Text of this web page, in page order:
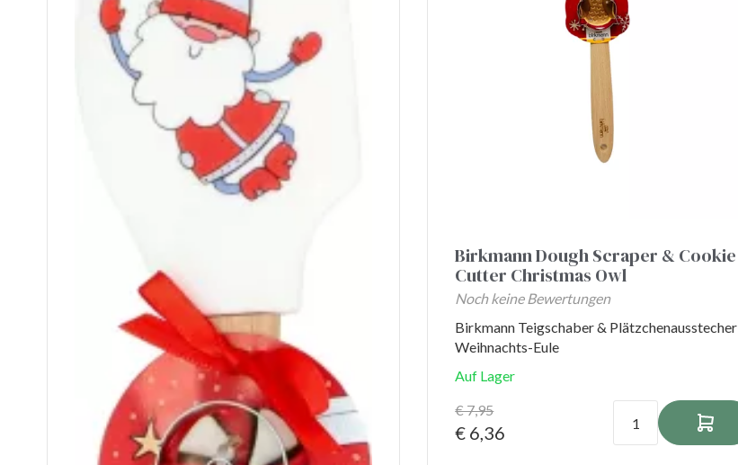
Birkmann Dough Scraper & Cookie
Cutter Christmas Owl
Noch keine Bewertungen
Birkmann Teigschaber & Plätzchenausstecher
Weihnachts-Eule
Auf Lager
€ 7,95
€ 6,36